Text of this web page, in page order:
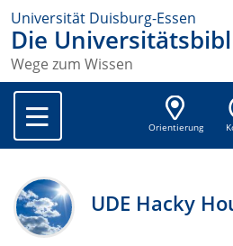
Universität Duisburg-Essen
Die
Wege zum Wissen
Orientierung
UDE Hacky